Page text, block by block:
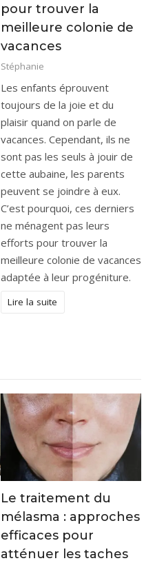
pour trouver la
meilleure colonie de
vacances
Stéphanie
Les enfants éprouvent
toujours de la joie et du
plaisir quand on parle de
vacances. Cependant, ils ne
sont pas les seuls à jouir de
cette aubaine, les parents
peuvent se joindre à eux.
C’est pourquoi, ces derniers
ne ménagent pas leurs
efforts pour trouver la
meilleure colonie de vacances
adaptée à leur progéniture.
Lire la suite
Le traitement du
mélasma : approches
efficaces pour
atténuer les taches